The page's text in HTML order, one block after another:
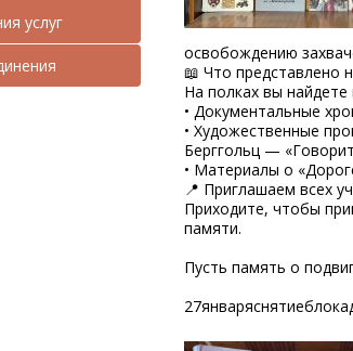
услуг
освобождению
📖 Что представлено
На полках вы
• Документальные
• Художественные
Берггольц —
• Материалы о
📍 Приглашаем всех
Приходите, чтобы
памяти.
Пусть память о